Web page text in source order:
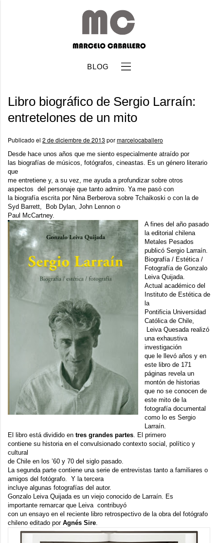
BLOG
Libro biográfico de Sergio Larraín:
entretelones de un mito
Publicado el 2 de diciembre de 2013 pormarcelocaballero
Desde hace unos años que me siento especialmente atraído por
las biografías de músicos, fotógrafos, cineastas. Es un género literario
que
me entretiene y, a su vez, me ayuda a profundizar sobre otros
aspectos del personaje que tanto admiro. Ya me pasó con
la biografía escrita por Nina Berberova sobre Tchaikoski o con la de
Syd Barrett, Bob Dylan, John Lennon o
Paul McCartney.
A fines del año pasado
la editorial chilena
Metales Pesados
publicó Sergio Larraín.
Biografía / Estética /
Fotografíade Gonzalo
Leiva Quijada.
Actual académico del
Instituto de Estética de
la
Pontificia Universidad
Católica de Chile,
Leiva Quesada realizó
una exhaustiva
investigación
que le llevó años y en
este libro de 171
páginas revela un
montón de historias
que no se conocen de
este mito de la
fotografía documental
como lo es Sergio
Larraín.
El libro está dividido en tres grandes partes. El primero
contiene su historia en el convulsionado contexto social, político y
cultural
de Chile en los ’60 y 70 del siglo pasado.
La segunda parte contiene una serie de entrevistas tanto a familiares o
amigos del fotógrafo. Y la tercera
incluye algunas fotografías del autor.
Gonzalo Leiva Quijada es un viejo conocido de Larraín. Es
importante remarcar que Leiva contribuyó
con un ensayo en el reciente libro retrospectivo de la obra del fotógrafo
chileno editado por Agnés Sire.